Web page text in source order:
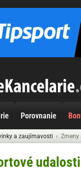
Porovnanie
a zaujímavosti Zmeny